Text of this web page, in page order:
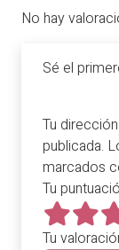
No hay
Sé el
Tu
publicada.
marcados
Tu
Tu